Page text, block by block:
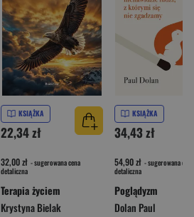
KSIĄŻKA
22,34 zł
32,00 zł - sugerowana cena
detaliczna
Terapia życiem
Krystyna Bielak
KSIĄŻKA
34,43 zł
54,90 zł - sugerowana cena
detaliczna
Poglądyzm
Dolan Paul